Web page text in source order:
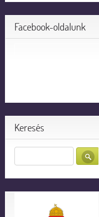
Facebook-oldalunk
Keresés